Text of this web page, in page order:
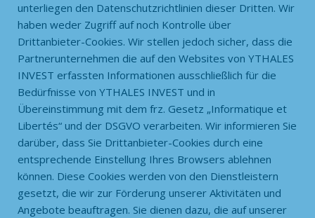
unterliegen den Datenschutzrichtlinien dieser Dritten. Wir
haben weder Zugriff auf noch Kontrolle über
Drittanbieter-Cookies. Wir stellen jedoch sicher, dass die
Partnerunternehmen die auf den Websites von YTHALES
INVEST erfassten Informationen ausschließlich für die
Bedürfnisse von YTHALES INVEST und in
Übereinstimmung mit dem frz. Gesetz „Informatique et
Libertés“ und der DSGVO verarbeiten. Wir informieren Sie
darüber, dass Sie Drittanbieter-Cookies durch eine
entsprechende Einstellung Ihres Browsers ablehnen
können. Diese Cookies werden von den Dienstleistern
gesetzt, die wir zur Förderung unserer Aktivitäten und
Angebote beauftragen. Sie dienen dazu, die auf unserer